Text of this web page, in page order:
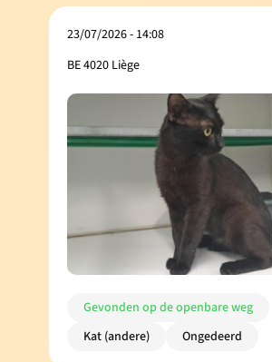
23/07/2026 - 14:08
BE 4020 Liège
Gevonden op de openbare weg
Kat (andere)
Ongedeerd